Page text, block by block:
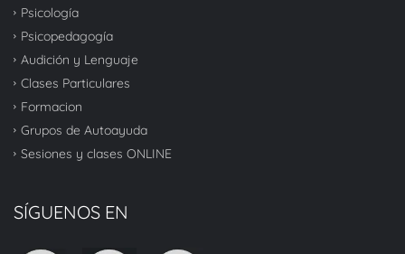
Psicología
Psicopedagogía
Audición y Lenguaje
Clases Particulares
Formacion
Grupos de Autoayuda
Sesiones y clases ONLINE
SÍGUENOS EN